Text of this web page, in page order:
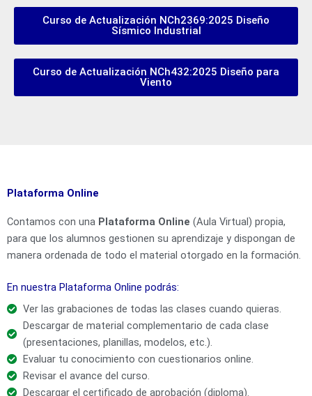
Curso de Actualización NCh2369:2025 Diseño
Sísmico Industrial
Curso de Actualización NCh432:2025 Diseño para
Viento
Plataforma Online
Contamos con una Plataforma Online (Aula Virtual) propia,
para que los alumnos gestionen su aprendizaje y dispongan de
manera ordenada de todo el material otorgado en la formación.
En nuestra Plataforma Online podrás:
Ver las grabaciones de todas las clases cuando quieras.
Descargar de material complementario de cada clase
(presentaciones, planillas, modelos, etc.).
Evaluar tu conocimiento con cuestionarios online.
Revisar el avance del curso.
Descargar el certificado de aprobación (diploma).